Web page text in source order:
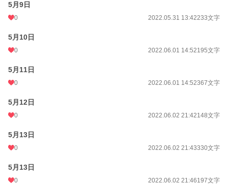
5月9日
0 2022.05.31 13:42233文字
5月10日
0 2022.06.01 14:52195文字
5月11日
0 2022.06.01 14:52367文字
5月12日
0 2022.06.02 21:42148文字
5月13日
0 2022.06.02 21:43330文字
5月13日
0 2022.06.02 21:46197文字